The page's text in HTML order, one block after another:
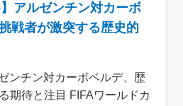
】アルゼンチン対カーボ
戦者が激突する歴史的
ンチン対カーボベルデ、歴
期待と注目 FIFAワールドカ